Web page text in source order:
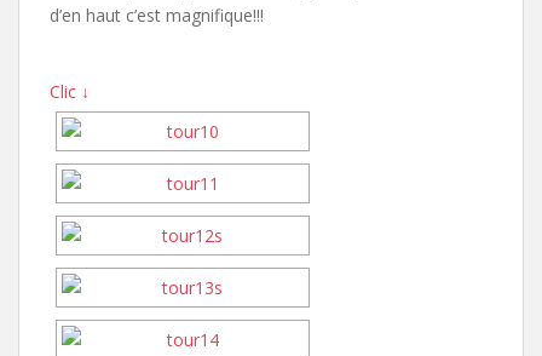
d’en haut c’est magnifique!!!
Clic ↓